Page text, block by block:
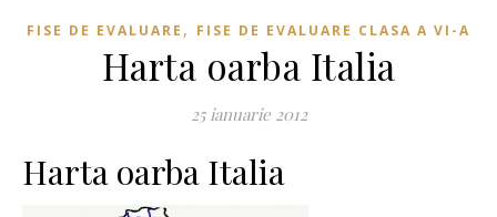
FISE DE EVALUARE , FISE DE EVALUARE CLASA A VI-A
Harta oarba Italia
25 ianuarie 2012
Harta oarba Italia